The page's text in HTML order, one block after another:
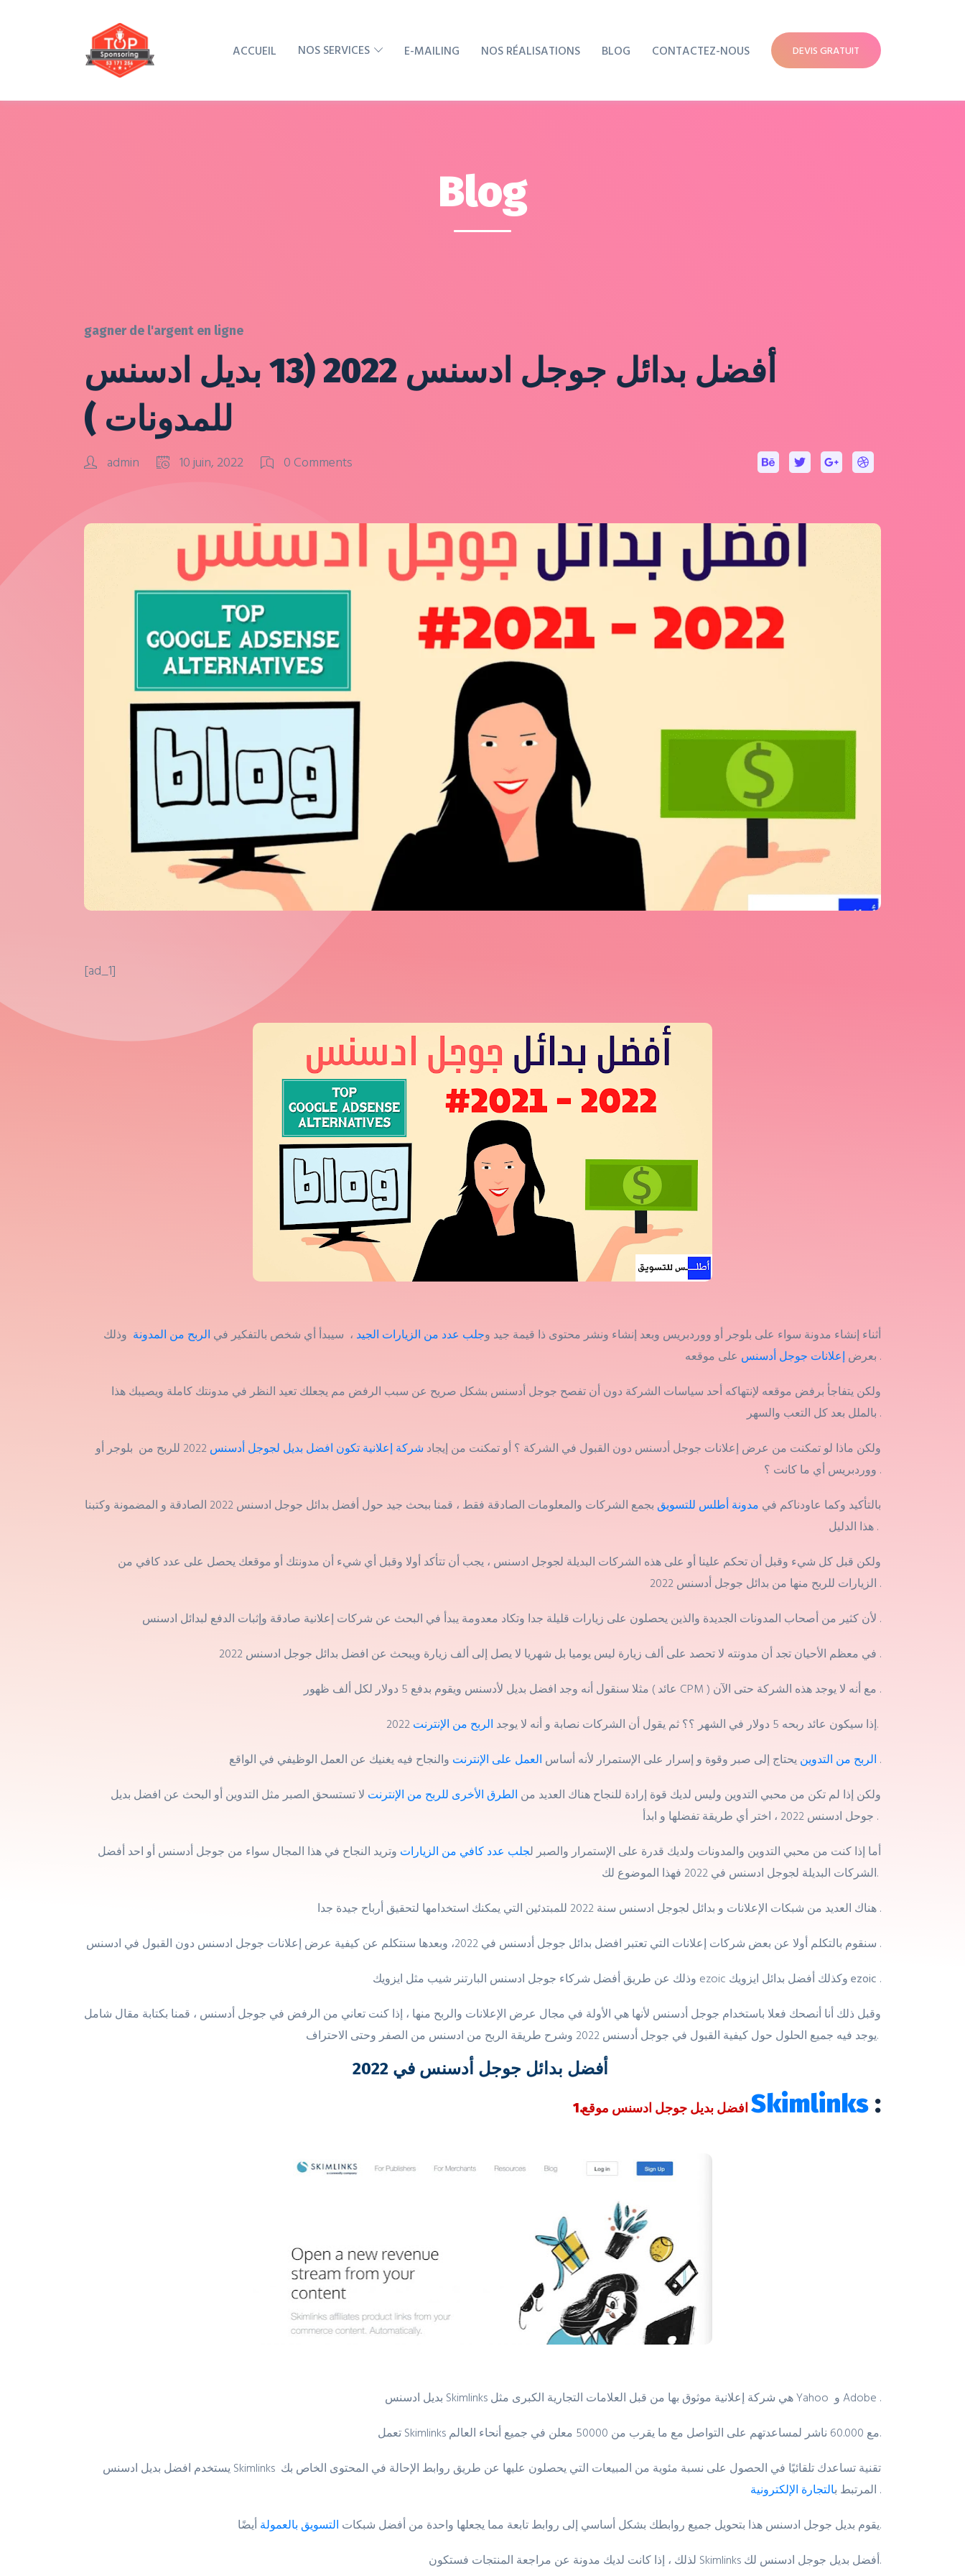
ACCUEIL NOS SERVICES E-MAILING NOS RÉALISATIONS BLOG CONTACTEZ-NOUS DEVIS GRATUIT
Blog
gagner de l'argent en ligne
أفضل بدائل جوجل ادسنس 2022 (13 بديل ادسنس
للمدونات )
admin 10 juin, 2022 0 Comments
[ad_1]
أثناء إنشاء مدونة سواء على بلوجر أو ووردبريس وبعد إنشاء ونشر محتوى ذا قيمة جيد وجلب عدد من الزيارات الجيد ، سيبدأ أي شخص بالتفكير في الربح من المدونة وذلك
بعرض إعلانات جوجل أدسنس على موقعه .
بالملل بعد كل التعب والسهر .
ولكن ماذا لو تمكنت من عرض إعلانات جوجل أدسنس دون القبول في الشركة ؟ أو تمكنت من إيجاد شركة إعلانية تكون افضل بديل لجوجل أدسنس
2022 للربح من بلوجر أو
ووردبريس أي ما كانت ؟ .
بالتأكيد وكما عاودناكم في مدونة أطلس للتسويق
بجمع الشركات والمعلومات الصادقة فقط ، قمنا ببحث جيد حول أفضل بدائل جوجل ادسنس 2022 الصادقة و المضمونة وكتبنا
هذا الدليل .
ولكن قبل كل شيء وقبل أن تحكم علينا أو على هذه الشركات البديلة لجوجل ادسنس ، يجب أن تتأكد أولا وقبل أي شيء أن مدونتك أو موقعك يحصل على عدد كافي من
الزيارات للربح منها من بدائل جوجل أدسنس 2022 .
لأن كثير من أصحاب المدونات الجديدة والذين يحصلون على زيارات قليلة جدا وتكاد معدومة يبدأ في البحث عن شركات إعلانية صادقة وإثبات الدفع لبدائل ادسنس .
في معظم الأحيان تجد أن مدونته لا تحصد على ألف زيارة ليس يوميا بل شهريا لا يصل إلى ألف زيارة ويبحث عن افضل بدائل جوجل ادسنس 2022 .
مثلا سنقول أنه وجد افضل بديل لأدسنس ويقوم بدفع 5 دولار لكل ألف ظهور ( عائد CPM ) مع أنه لا يوجد هذه الشركة حتى الآن .
إذا سيكون عائد ربحه 5 دولار في الشهر ؟؟ ثم يقول أن الشركات نصابة و أنه لا يوجد الربح من الإنترنت 2022.
الربح من التدوين يحتاج إلى صبر وقوة و إسرار على الإستمرار لأنه أساس العمل على الإنترنت والنجاح فيه يغنيك عن العمل الوظيفي في الواقع .
ولكن إذا لم تكن من محبي التدوين وليس لديك قوة إرادة للنجاح هناك العديد من الطرق الأخرى للربح من الإنترنت لا تستسحق الصبر مثل التدوين أو البحث عن افضل بديل
جوحل ادسنس 2022 ، اختر أي طريقة تفضلها و ابدأ .
أما إذا كنت من محبي التدوين والمدونات ولديك قدرة على الإستمرار والصبر لجلب عدد كافي من الزيارات وتريد النجاح في هذا المجال سواء من جوجل أدسنس أو احد أفضل
الشركات البديلة لجوجل ادسنس في 2022 فهذا الموضوع لك.
هناك العديد من شبكات الإعلانات و بدائل لجوجل ادسنس سنة 2022 للمبتدئين التي يمكنك استخدامها لتحقيق أرباح جيدة جدا .
سنقوم بالتكلم أولا عن بعض شركات إعلانات التي تعتبر افضل بدائل جوجل أدسنس في 2022، وبعدها سنتكلم عن كيفية عرض إعلانات جوجل ادسنس دون القبول في ادسنس .
وذلك عن طريق أفضل شركاء جوجل ادسنس البارتنر شيب مثل ايزويك ezoic وكذلك أفضل بدائل ايزويك ezoic .
وقبل ذلك أنا أنصحك فعلا باستخدام جوجل أدسنس لأنها هي الأولة في مجال عرض الإعلانات والربح منها ، إذا كنت تعاني من الرفض في جوجل أدسنس ، قمنا بكتابة مقال شامل
يوجد فيه جميع الحلول حول كيفية القبول في جوجل أدسنس 2022 وشرح طريقة الربح من ادسنس من الصفر وحتى الاحتراف.
Skimlinks :
Skimlinks هي شركة إعلانية موثوق بها من قبل العلامات التجارية الكبرى مثل Yahoo و Adobe .
تعمل Skimlinks مع 60.000 ناشر لمساعدتهم على التواصل مع ما يقرب من 50000 معلن في جميع أنحاء العالم.
Skimlinks
المرتبط بالتجارة الإلكترونية .
يقوم بديل جوجل ادسنس هذا بتحويل جميع روابطك بشكل أساسي إلى روابط تابعة مما يجعلها واحدة من أفضل شبكات التسويق بالعمولة أيضًا.
لذلك ، إذا كانت لديك مدونة عن مراجعة المنتجات فستكون Skimlinks أفضل بديل جوجل ادسنس لك.